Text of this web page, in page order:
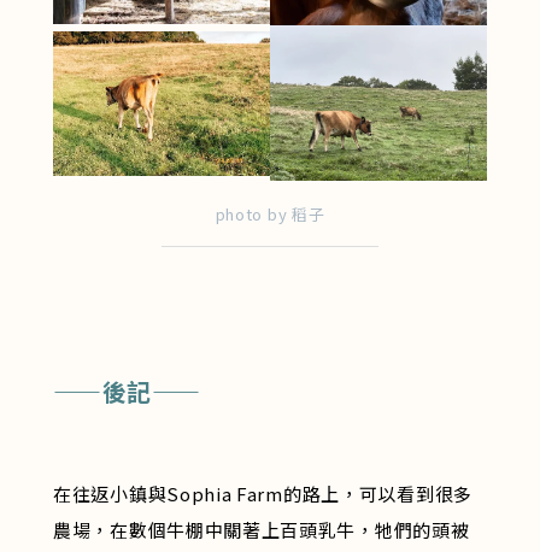
photo by 稻子
——後記——
在往返小鎮與Sophia Farm的路上，可以看到很多
農場，在數個牛棚中關著上百頭乳牛，牠們的頭被